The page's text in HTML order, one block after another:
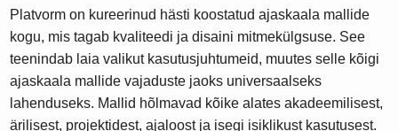
Platvorm on kureerinud hästi koostatud ajaskaala mallide
kogu, mis tagab kvaliteedi ja disaini mitmekülgsuse. See
teenindab laia valikut kasutusjuhtumeid, muutes selle kõigi
ajaskaala mallide vajaduste jaoks universaalseks
lahenduseks. Mallid hõlmavad kõike alates akadeemilisest,
ärilisest, projektidest, ajaloost ja isegi isiklikust kasutusest.